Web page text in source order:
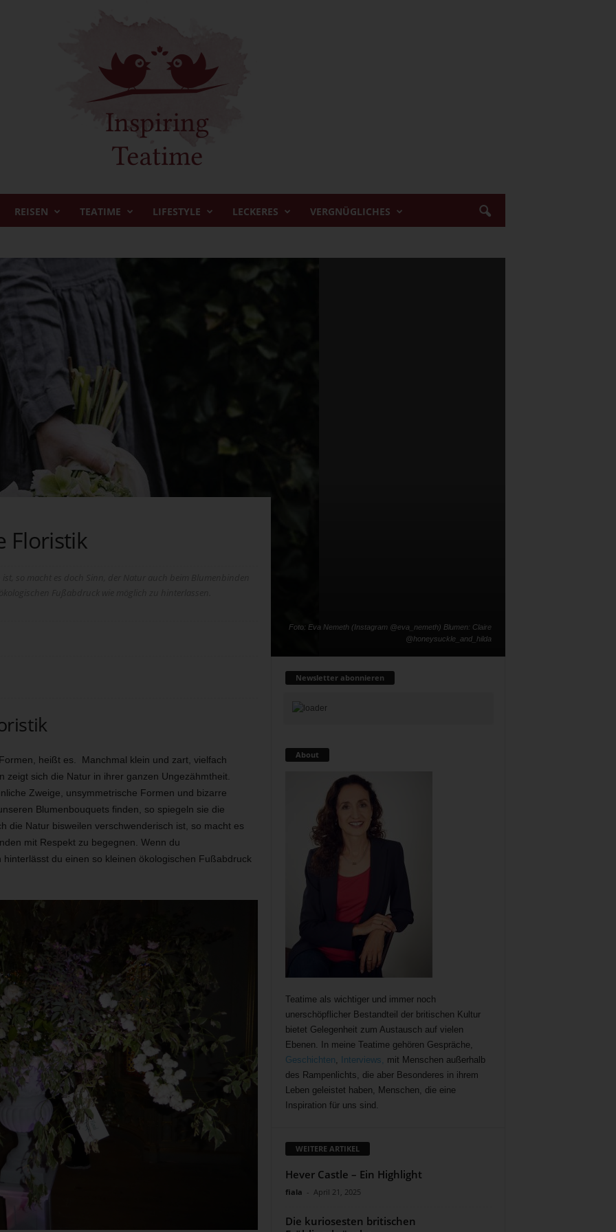
REISEN TEATIME LIFESTYLE LECKERES VERGNÜGLICHES
Foto: Eva Nemeth (Instagram @eva_nemeth) Blumen: Claire
@honeysuckle_and_hilda
Floristik
heißt es. Manchmal klein und zart, vielfach
zeigt sich die Natur in ihrer ganzen Ungezähmtheit.
Zweige, unsymmetrische Formen und bizarre
Blumenbouquets finden, so spiegeln sie die
die Natur bisweilen verschwenderisch ist, so macht es
mit Respekt zu begegnen. Wenn du
du einen so kleinen ökologischen Fußabdruck
Newsletter abonnieren
About
Teatime als wichtiger und immer noch
unerschöpflicher Bestandteil der britischen Kultur
bietet Gelegenheit zum Austausch auf vielen
Ebenen. In meine Teatime gehören Gespräche,
Geschichten
Interviews,
mit Menschen außerhalb
des Rampenlichts, die aber Besonderes in ihrem
Leben geleistet haben, Menschen, die eine
Inspiration für uns sind.
WEITERE ARTIKEL
Hever Castle – Ein Highlight
fiala - April 21, 2025
Die kuriosesten britischen